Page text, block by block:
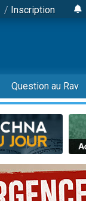
/ Inscription
Question au Rav